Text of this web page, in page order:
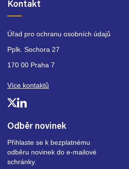
Odběr novinek
Přihlaste se k bezplatnému
odběru novinek do e-mailové
schránky.
Kontakt
Úřad pro ochranu osobních údajů
Pplk. Sochora 27
170 00 Praha 7
Více kontaktů